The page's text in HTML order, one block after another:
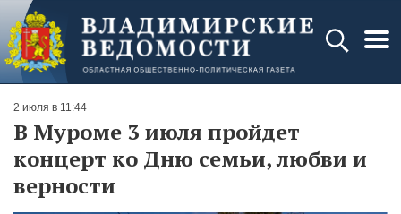
2 июля в 11:44
В Муроме 3 июля пройдет
концерт ко Дню семьи, любви и
верности